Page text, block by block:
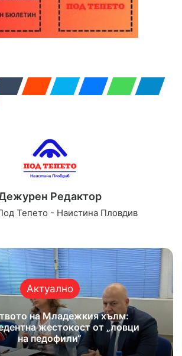
Редактор
Тепето - Наистина Пловдив
Актуално
на Младежкия хълм:
жестокост от „ловци
на педофили“